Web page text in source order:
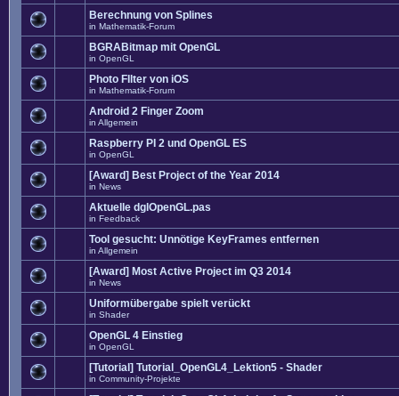
Berechnung von Splines
in Mathematik-Forum
BGRABitmap mit OpenGL
in OpenGL
Photo FIlter von iOS
in Mathematik-Forum
Android 2 Finger Zoom
in Allgemein
Raspberry PI 2 und OpenGL ES
in OpenGL
[Award] Best Project of the Year 2014
in News
Aktuelle dglOpenGL.pas
in Feedback
Tool gesucht: Unnötige KeyFrames entfernen
in Allgemein
[Award] Most Active Project im Q3 2014
in News
Uniformübergabe spielt verückt
in Shader
OpenGL 4 Einstieg
in OpenGL
[Tutorial] Tutorial_OpenGL4_Lektion5 - Shader
in Community-Projekte